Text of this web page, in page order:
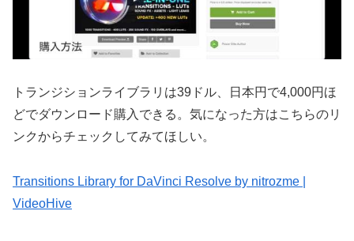
トランジションライブラリは39ドル、日本円で4,000円ほ
どでダウンロード購入できる。気になった方はこちらのリ
ンクからチェックしてみてほしい。
Transitions Library for DaVinci Resolve by nitrozme |
VideoHive